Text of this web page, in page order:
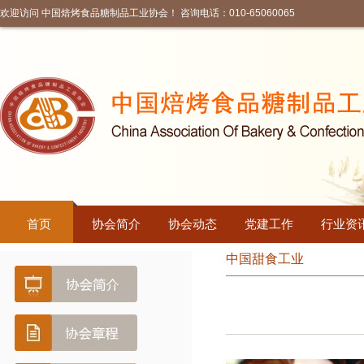
欢迎访问 中国焙烤食品糖制品工业协会！ 咨询电话：010-65060065
首页 协会简介 协会动态 党建工作 行业资
中国甜食工业